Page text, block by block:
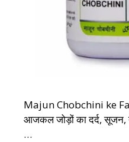
Majun Chobchini ke
आजकल जोड़ों का दर्द, सूजन,
…